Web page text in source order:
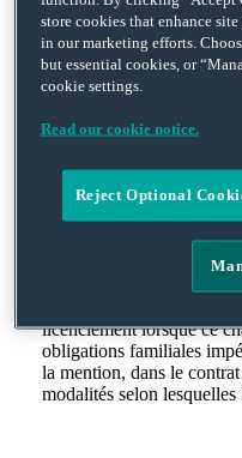
un licenciement sans
contester devant le
d’inaptitude mentionnant
L’État …Continuer la
Actualité
Squire Patton Boggs,
Jurisprudence Le refus
licenciement lorsque ce
obligations familiales
la mention, dans le
modalités selon
store cookies that enhance
in our marketing efforts.
but essential cookies, or
cookie settings.
Read our cookie notice.
Reject Optional